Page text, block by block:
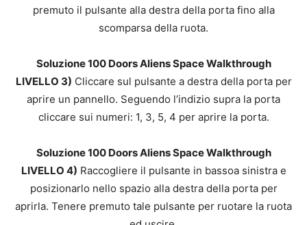
premuto il pulsante alla destra della porta fino alla
scomparsa della ruota.
Soluzione 100 Doors Aliens Space Walkthrough
LIVELLO 3) Cliccare sul pulsante a destra della porta per
aprire un pannello. Seguendo l’indizio supra la porta
cliccare sui numeri: 1, 3, 5, 4 per aprire la porta.
Soluzione 100 Doors Aliens Space Walkthrough
LIVELLO 4) Raccogliere il pulsante in bassoa sinistra e
posizionarlo nello spazio alla destra della porta per
aprirla. Tenere premuto tale pulsante per ruotare la ruota